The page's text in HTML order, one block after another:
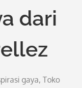
dari
gaya, Toko